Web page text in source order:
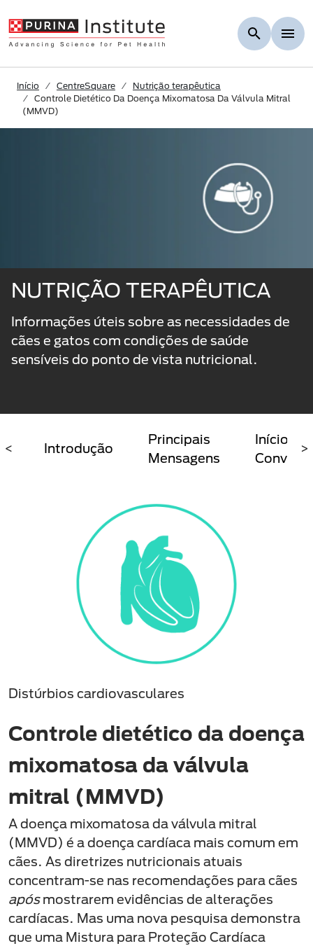
Início CentreSquare
Nutrição terapêutica
Controle Dietético Da Doença Mixomatosa Da Válvula Mitral
(MMVD)
NUTRIÇÃO TERAPÊUTICA
Informações úteis sobre as necessidades de
cães e gatos com condições de saúde
sensíveis do ponto de vista nutricional.
< >
Introdução
Principais
Mensagens
Início De
Distúrbios cardiovasculares
Controle dietético da doença
mixomatosa da válvula
mitral (MMVD)
A doença mixomatosa da válvula mitral
(MMVD) é a doença cardíaca mais comum em
cães. As diretrizes nutricionais atuais
concentram-se nas recomendações para cães
apósmostrarem evidências de alterações
cardíacas. Mas uma nova pesquisa demonstra
que uma Mistura para Proteção Cardíaca